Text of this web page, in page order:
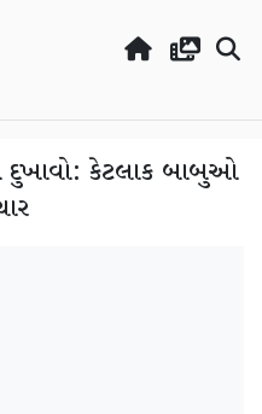
દુખાવો: કેટલાક બાબુઓ